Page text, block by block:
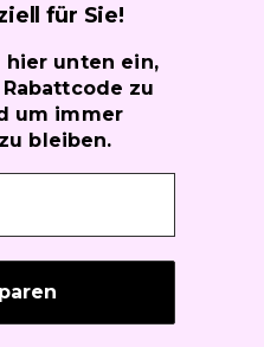
für Sie!
hier unten ein,
zu
um immer
bleiben.